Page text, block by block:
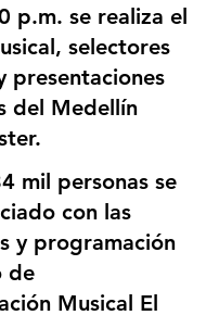
p.m. se realiza el
selectores
presentaciones
del Medellín
mil personas se
con las
y programación
de
Musical El